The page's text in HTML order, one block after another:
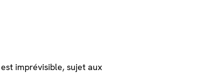
imprévisible, sujet aux